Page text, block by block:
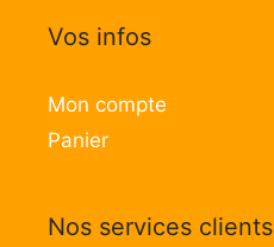
Vos infos
Mon compte
Panier
Nos services clients